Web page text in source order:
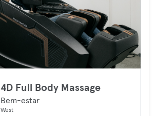
4D Full Body Massage
Bem-estar
West